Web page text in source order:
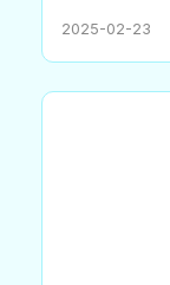
2025-02-23